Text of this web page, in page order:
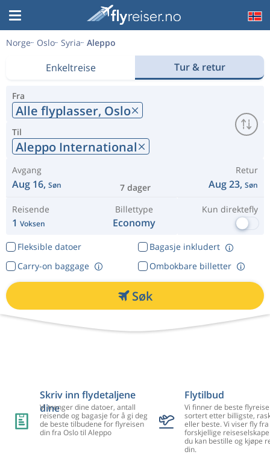
Norge Oslo Syria Aleppo
Enkeltreise Tur & retur
Fra
Alle flyplasser, Oslo
Til
Aleppo International
Avgang
Aug 16, Søn 7 dager
Retur
Aug 23, Søn
Reisende
1 Voksen
Billettype
Economy
Kun direktefly
Fleksible datoer
Bagasje inkludert
Ombokbare billetter
Carry-on baggage
Søk
Skriv inn flydetaljene
dine
Vi trenger dine datoer, antall
reisende og bagasje for å gi deg
de beste tilbudene for flyreisen
din fra Oslo til Aleppo
Flytilbud
Vi finner de beste
sortert etter billigste,
eller beste. Vi viser fly
forskjellige
du kan bestille og kjøpe
din.